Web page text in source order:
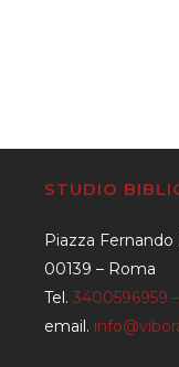
STUDIO
Piazza Fernando
00139 – Roma
Tel. 3400596959
email.